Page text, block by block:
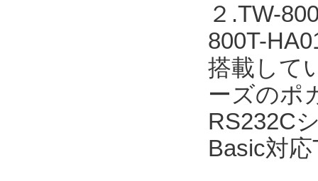
２.TW-
800T-
搭載して
ーズのポ
RS232C
Basic対